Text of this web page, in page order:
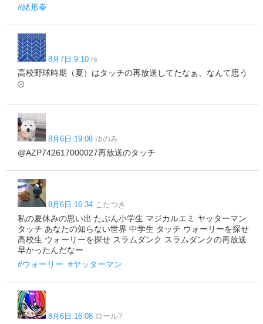
#緒形拳
8月7日 9:10 rs
高校野球時期（夏）はタッチの再放送してたなぁ、なんて思う
⚾️
8月6日 19:08 ゆのみ
@AZP742617000027再放送のタッチ
8月6日 16:34 こたつき
私の夏休みの思い出 たぶん小学生 マジカルエミ ヤッターマン
タッチ あなたの知らない世界 中学生 タッチ ウォーリーを探せ
高校生 ウォーリーを探せ スラムダンク スラムダンクの再放送
早かったんだなー
#ウォーリー #ヤッターマン
8月6日 16:08 ロール?